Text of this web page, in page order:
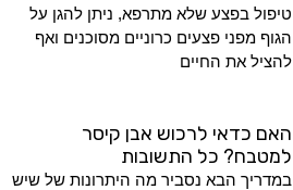
טיפול בפצע שלא מתרפא, ניתן להגן על
הגוף מפני פצעים כרוניים מסוכנים ואף
להציל את החיים
האם כדאי לרכוש אבן קיסר
למטבח? כל התשובות
במדריך הבא נסביר מה היתרונות של שיש